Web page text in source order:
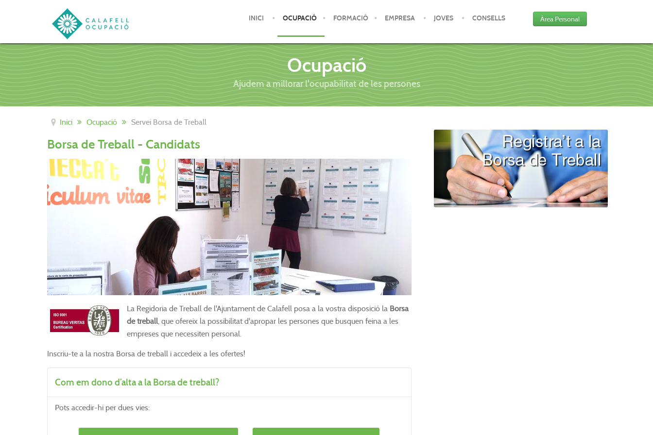
INICI OCUPACIÓ FORMACIÓ EMPRESA JOVES CONSELLS Àrea Personal
Ocupació
Ajudem a millorar l'ocupabilitat de les persones
Inici Ocupació Servei Borsa de Treball
Borsa de Treball - Candidats
La Regidoria de Treball de l'Ajuntament de Calafell posa a la vostra disposició la Borsa
de treball, que ofereix la possibilitat d'apropar les persones que busquen feina a les
empreses que necessiten personal.
Inscriu-te a la nostra Borsa de treball i accedeix a les ofertes!
Com em dono d’alta a la Borsa de treball?
Pots accedir-hi per dues vies: